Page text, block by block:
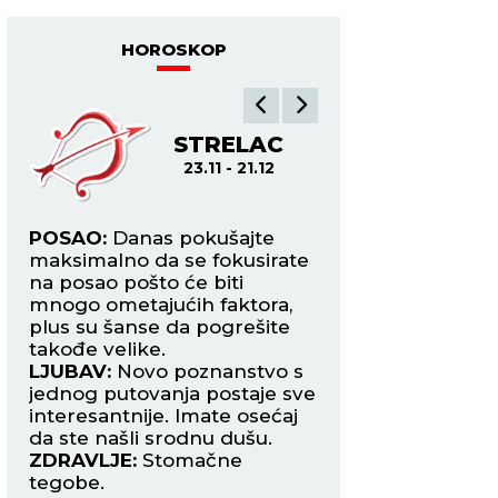
HOROSKOP
STRELAC
23.11 - 21.12
POSAO: Danas pokušajte
maksimalno da se fokusirate
na posao pošto će biti
mnogo ometajućih faktora,
plus su šanse da pogrešite
takođe velike.
LJUBAV: Novo poznanstvo s
jednog putovanja postaje sve
interesantnije. Imate osećaj
da ste našli srodnu dušu.
ZDRAVLJE: Stomačne
tegobe.